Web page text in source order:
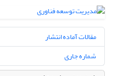
مقالات آماده انتشار
شماره جاری